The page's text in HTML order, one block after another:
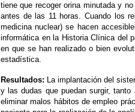
tiene que recoger orina minutada y
antes de las 11 horas. Cuando los
medicina nuclear) se hacen
informática en la Historia Clínica del
en que se han realizado o bien
estadística.
Resultados: La implantación del
y las dudas que puedan surgir,
eliminar malos hábitos de empleo